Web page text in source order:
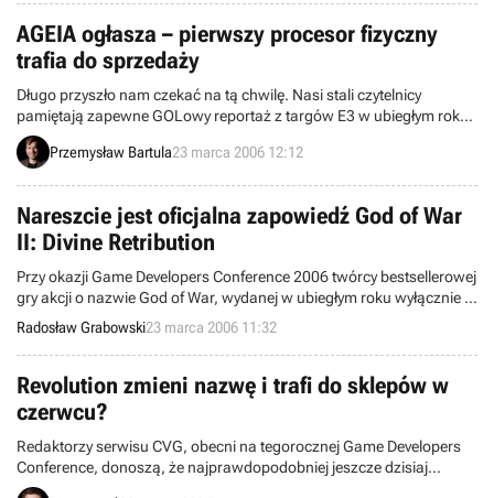
AGEIA ogłasza – pierwszy procesor fizyczny
trafia do sprzedaży
Długo przyszło nam czekać na tą chwilę. Nasi stali czytelnicy
pamiętają zapewne GOLowy reportaż z targów E3 w ubiegłym roku,
gdzie rozwodziliśmy się nad „fizyką w grach” i chipem AGEIA PhysX
Processor, który być może niedługo stanie się nieodłączną częścią
w praktyce.
Przemysław Bartula23 marca 2006 12:12
Nareszcie jest oficjalna zapowiedź God of War
II: Divine Retribution
Przy okazji Game Developers Conference 2006 twórcy bestsellerowej
gry akcji o nazwie God of War, wydanej w ubiegłym roku wyłącznie w
wersji dla PS2, postanowili wreszcie zaserwować nam dużą porcję
dokładnych danych, dotyczących kontynuacji wspomnianej pozycji.
Komercyjny debiut sequela nastąpi na początku Anno Domini 2007–
rzecz jasna w sprzedaży pojawi się tylko edycja, dedykowana
PlayStation 2.
Radosław Grabowski23 marca 2006 11:32
Revolution zmieni nazwę i trafi do sklepów w
czerwcu?
Redaktorzy serwisu CVG, obecni na tegorocznej Game Developers
Conference, donoszą, że najprawdopodobniej jeszcze dzisiaj
poznamy oficjalną nazwę konsoli Nintendo Revolution.